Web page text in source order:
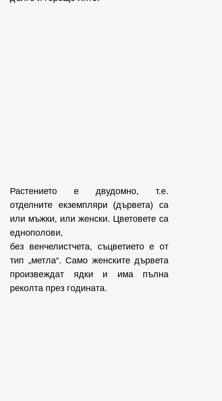
Растението е двудомно, т.е.
отделните екземпляри (дървета) са
или мъжки, или женски. Цветовете са
еднополови,
без венчелистчета, съцветието е от
тип „метла“. Само женските дървета
произвеждат ядки и има пълна
реколта през годината.